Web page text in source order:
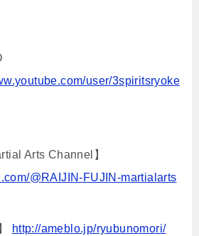
user/3spiritsryoke
Arts Channel】
@RAIJIN-FUJIN-martialarts
http://ameblo.jp/ryubunomori/